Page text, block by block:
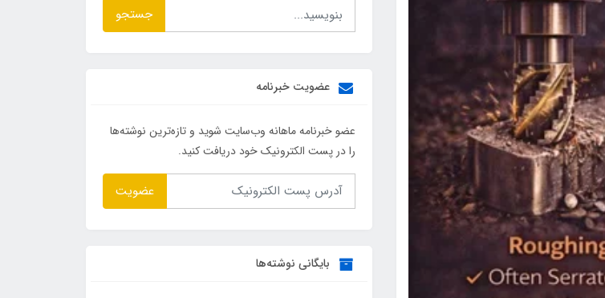
جستجو
عضویت خبرنامه
عضو خبرنامه ماهانه وب‌سایت شوید و تازه‌ترین نوشته‌ها
را در پست الکترونیک خود دریافت کنید.
عضویت
بایگانی نوشته‌ها